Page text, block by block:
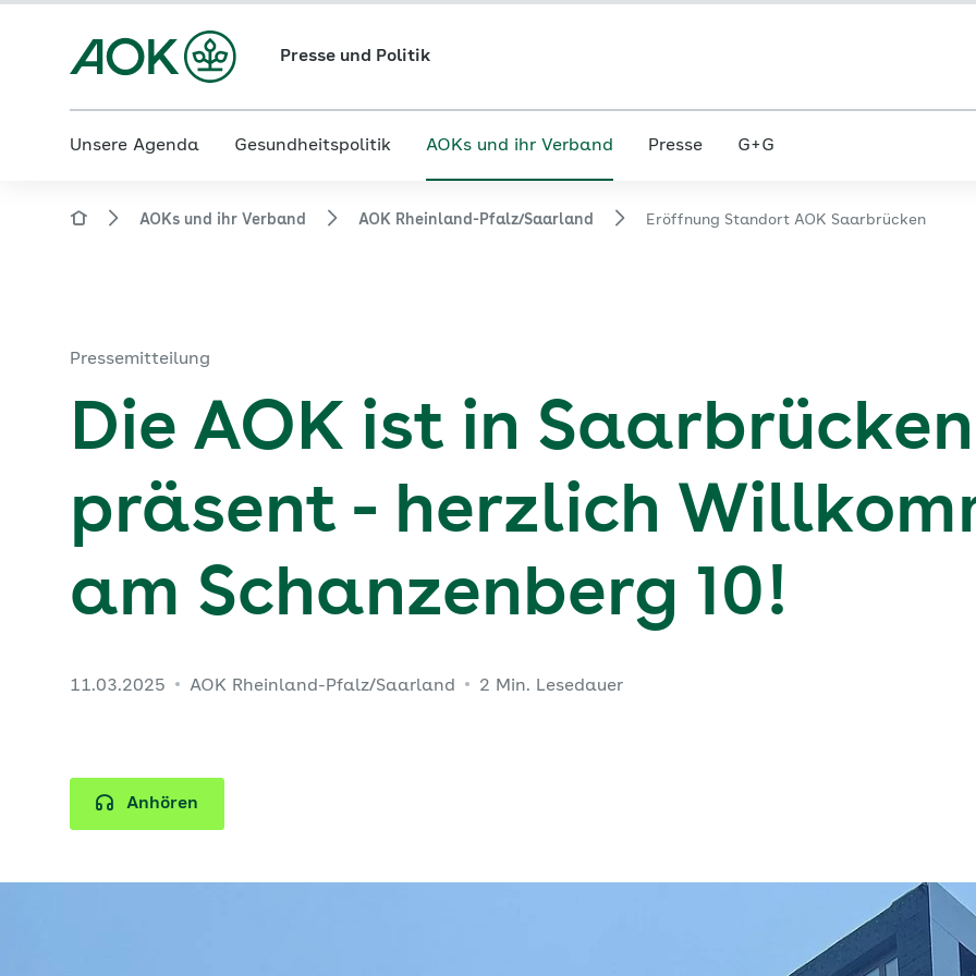
Presse und Politik
Unsere Agenda Gesundheitspolitik AOKs und ihr Verband Presse G+G
AOKs und ihr Verband AOK Rheinland-Pfalz/Saarland Eröffnung Standort AOK Saarbrücken
Pressemitteilung
Die AOK ist in Saarbrücken
präsent - herzlich
am Schanzenberg 10!
11.03.2025 AOK Rheinland-Pfalz/Saarland 2 Min. Lesedauer
Anhören